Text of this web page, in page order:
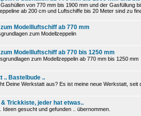
Gashüllen von 770 mm bis 1900 mm und der
ab 200 cm und Luftschiffe bis 20 Meter sind zu
zum Modellluftschiff ab 770 mm
zum Modellzeppelin
zum Modellluftschiff ab 770 bis 1250 mm
zum Modellzeppelin ab 770 mm bis 1250 mm
.. Bastelbude ..
Deine Werkstatt aus? Es ist meine neue Werkstatt, seit
& Trickkiste, jeder hat etwas..
gesucht und gefunden .. übernommen.